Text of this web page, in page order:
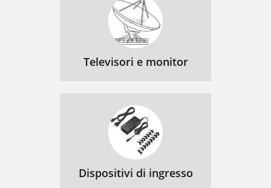
Televisori e monitor
Dispositivi di ingresso